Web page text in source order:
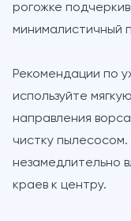
рогожке
минималистичный
Рекомендации по
используйте
направления
чистку
незамедлительно
краев к центру.